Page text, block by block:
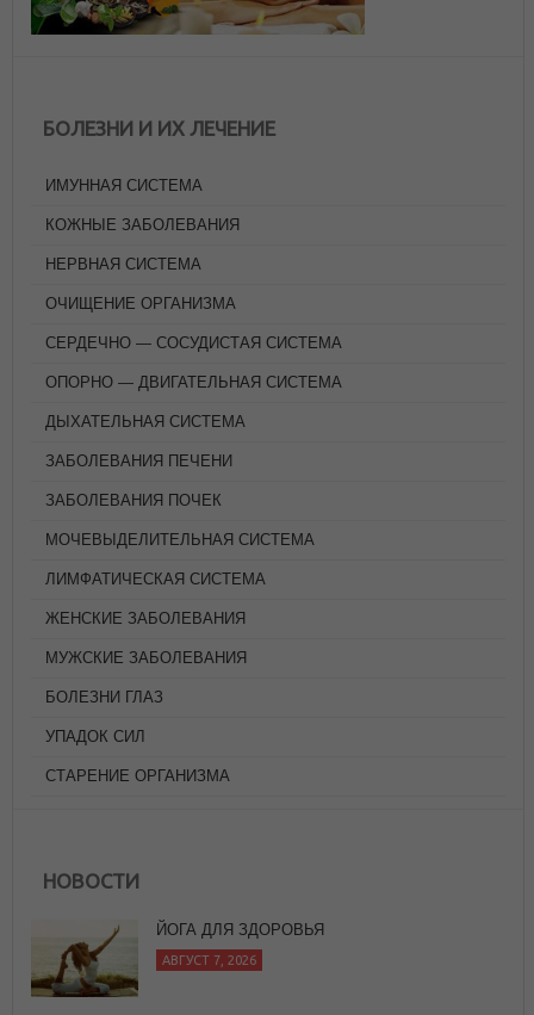
БОЛЕЗНИ И ИХ ЛЕЧЕНИЕ
ИМУННАЯ СИСТЕМА
КОЖНЫЕ ЗАБОЛЕВАНИЯ
НЕРВНАЯ СИСТЕМА
ОЧИЩЕНИЕ ОРГАНИЗМА
СЕРДЕЧНО — СОСУДИСТАЯ СИСТЕМА
ОПОРНО — ДВИГАТЕЛЬНАЯ СИСТЕМА
ДЫХАТЕЛЬНАЯ СИСТЕМА
ЗАБОЛЕВАНИЯ ПЕЧЕНИ
ЗАБОЛЕВАНИЯ ПОЧЕК
МОЧЕВЫДЕЛИТЕЛЬНАЯ СИСТЕМА
ЛИМФАТИЧЕСКАЯ СИСТЕМА
ЖЕНСКИЕ ЗАБОЛЕВАНИЯ
МУЖСКИЕ ЗАБОЛЕВАНИЯ
БОЛЕЗНИ ГЛАЗ
УПАДОК СИЛ
СТАРЕНИЕ ОРГАНИЗМА
НОВОСТИ
В ГАРМОНИИ ЛИ ВЫ С АЮРВЕДИЧЕСКИМИ
ЧАСАМИ?